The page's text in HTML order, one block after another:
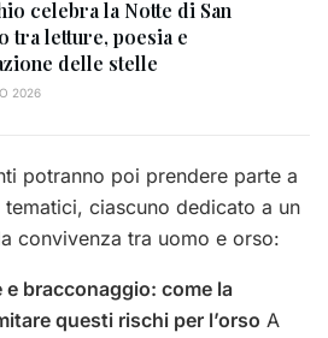
celebra la Notte di San
tra letture, poesia e
delle stelle
2026
potranno poi prendere parte a
ciascuno dedicato a un
convivenza tra uomo e orso:
bracconaggio: come la
questi rischi per l’orso A